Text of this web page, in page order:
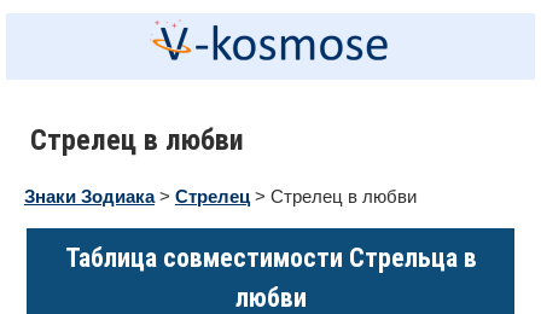
Стрелец в любви
Знаки Зодиака> Стрелец > Стрелец в любви
Таблица совместимости Стрельца в
любви